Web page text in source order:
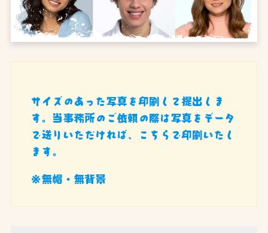
サイズのあった写真を印刷して提出しま
す。当事務所のご依頼の際は写真をデータ
で送りいただければ、こちらで印刷いたし
ます。
※無帽・無背景